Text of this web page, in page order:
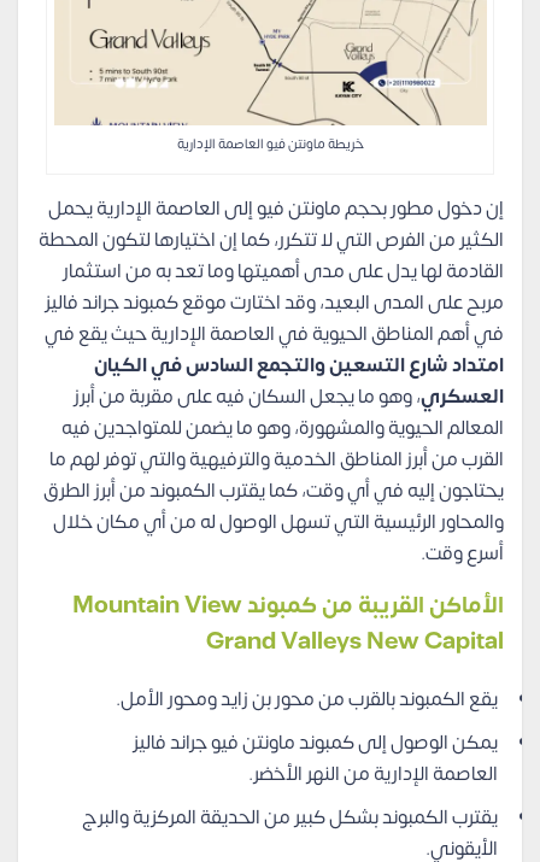
خريطة ماونتن فيو العاصمة الإدارية
إن دخول مطور بحجم ماونتن فيو إلى العاصمة الإدارية يحمل
الكثير من الفرص التي لا تتكرر، كما إن اختيارها لتكون المحطة
القادمة لها يدل على مدى أهميتها وما تعد به من استثمار
مربح على المدى البعيد، وقد اختارت موقع كمبوند جراند فاليز
في أهم المناطق الحيوية في العاصمة الإدارية حيث يقع في
امتداد شارع التسعين والتجمع السادس في الكيان
العسكري، وهو ما يجعل السكان فيه على مقربة من أبرز
المعالم الحيوية والمشهورة، وهو ما يضمن للمتواجدين فيه
القرب من أبرز المناطق الخدمية والترفيهية والتي توفر لهم ما
يحتاجون إليه في أي وقت، كما يقترب الكمبوند من أبرز الطرق
والمحاور الرئيسية التي تسهل الوصول له من أي مكان خلال
أسرع وقت.
الأماكن القريبة من كمبوند Mountain View
Grand Valleys New Capital
يقع الكمبوند بالقرب من محور بن زايد ومحور الأمل.
يمكن الوصول إلى كمبوند ماونتن فيو جراند فاليز
العاصمة الإدارية من النهر الأخضر.
يقترب الكمبوند بشكل كبير من الحديقة المركزية والبرج
الأيقوني.